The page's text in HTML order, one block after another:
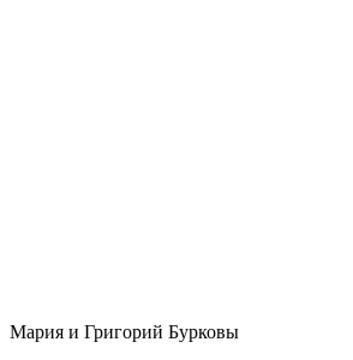
Мария и Григорий Бурковы